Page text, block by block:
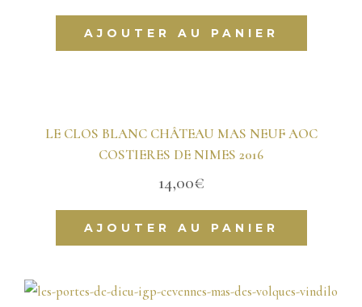
AJOUTER AU PANIER
LE CLOS BLANC CHÂTEAU MAS NEUF AOC
COSTIERES DE NIMES 2016
14,00€
AJOUTER AU PANIER